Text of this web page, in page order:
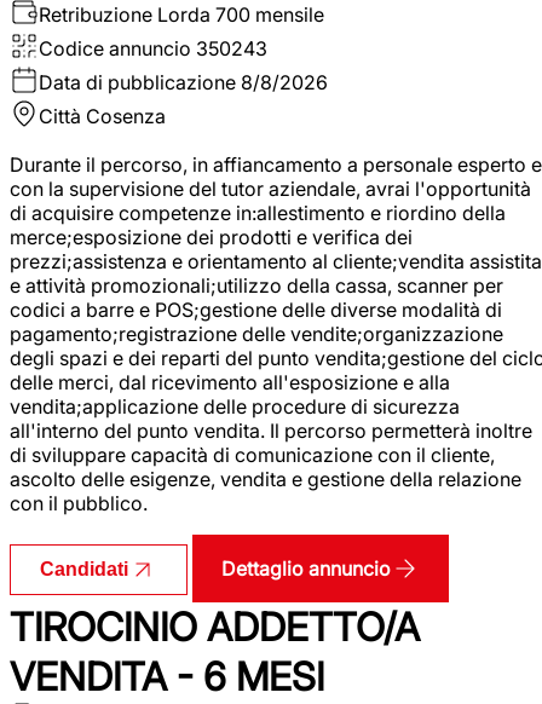
Retribuzione Lorda 700 mensile
Codice annuncio 350243
Data di pubblicazione 8/8/2026
Città Cosenza
Durante il percorso, in affiancamento a personale esperto e
con la supervisione del tutor aziendale, avrai l'opportunità
di acquisire competenze in:allestimento e riordino della
merce;esposizione dei prodotti e verifica dei
prezzi;assistenza e orientamento al cliente;vendita assistita
e attività promozionali;utilizzo della cassa, scanner per
codici a barre e POS;gestione delle diverse modalità di
pagamento;registrazione delle vendite;organizzazione
degli spazi e dei reparti del punto vendita;gestione del
delle merci, dal ricevimento all'esposizione e alla
vendita;applicazione delle procedure di sicurezza
all'interno del punto vendita. Il percorso permetterà inoltre
di sviluppare capacità di comunicazione con il cliente,
ascolto delle esigenze, vendita e gestione della relazione
con il pubblico.
Candidati Dettaglio annuncio
TIROCINIO ADDETTO/A
VENDITA - 6 MESI